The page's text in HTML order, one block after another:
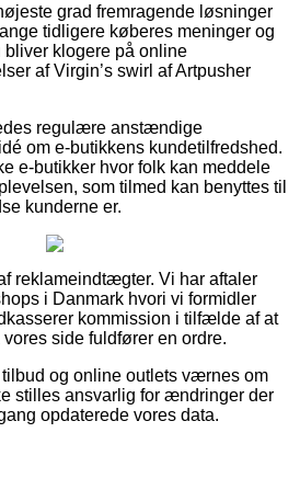
grad fremragende løsninger
tidligere køberes meninger og
bliver klogere på online
af Virgin’s swirl af Artpusher
regulære anstændige
om e-butikkens kundetilfredshed.
e-butikker hvor folk kan meddele
som tilmed kan benyttes til
kunderne er.
reklameindtægter. Vi har aftaler
i Danmark hvori vi formidler
kommission i tilfælde af at
side fuldfører en ordre.
og online outlets værnes om
stilles ansvarlig for ændringer der
opdaterede vores data.